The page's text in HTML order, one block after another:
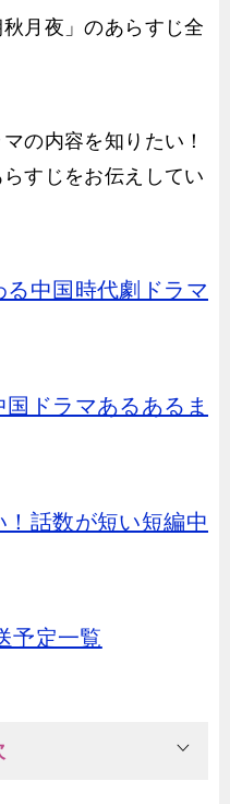
月夜」のあらすじ全
の内容を知りたい！
すじをお伝えしてい
中国時代劇ドラマ
ドラマあるあるま
話数が短い短編中
予定一覧